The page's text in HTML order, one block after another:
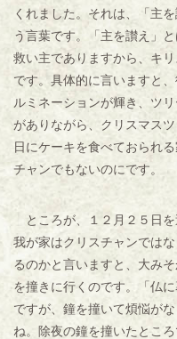
くれました。それは、「
う言葉です。「主を讃え」
救い主でありますから、キ
です。具体的に言いますと
ルミネーションが輝き、ツ
がありながら、クリスマス
日にケーキを食べておられ
チャンでもないのにです。
ところが、１２月２５日を
我が家はクリスチャンでは
るのかと言いますと、大み
を撞きに行くのです。「仏
ですが、鐘を撞いて煩悩が
ね。除夜の鐘を撞いたとこ